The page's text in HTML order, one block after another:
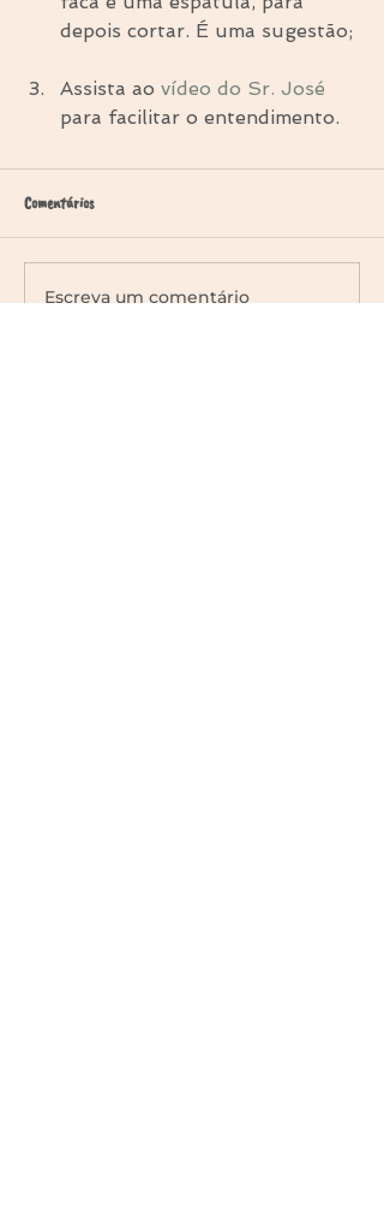
depois cortar. É uma sugestão;
Assista ao vídeo do Sr. José
para facilitar o entendimento.
Comentários
Escreva um comentário